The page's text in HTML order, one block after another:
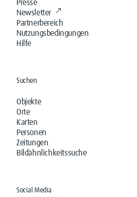
Presse
Newsletter
Partnerbereich
Nutzungsbedingungen
Hilfe
Suchen
Objekte
Orte
Karten
Personen
Zeitungen
Bildähnlichkeitssuche
Social Media